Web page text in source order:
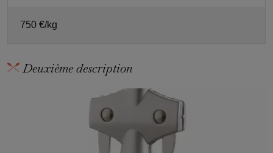
750 €/kg
Deuxième description